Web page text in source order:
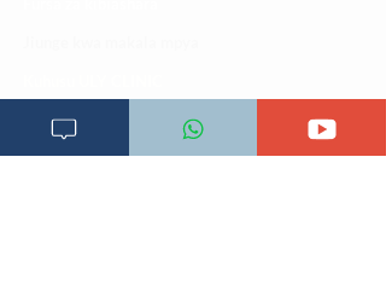
Kamusi ya ULY CLINIC
Maoni ya mteja